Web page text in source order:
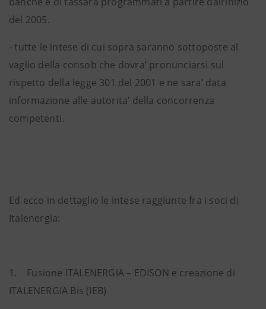
del 2005.
- tutte le intese di cui sopra saranno sottoposte al
vaglio della consob che dovra’ pronunciarsi sul
rispetto della legge 301 del 2001 e ne sara’ data
informazione alle autorita’ della concorrenza
competenti.
Ed ecco in dettaglio le intese raggiunte fra i soci di
Italenergia:
1. Fusione ITALENERGIA – EDISON e creazione di
ITALENERGIA Bis (IEB)